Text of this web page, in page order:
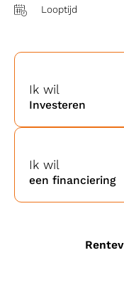
Looptijd
Ik wil
Investeren
Ik wil
een financiering